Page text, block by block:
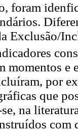
foram
Exclusão/
momentos e
por
que
na
com